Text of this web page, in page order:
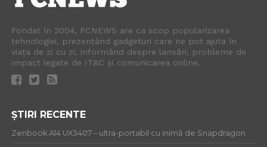
Fondat în 2004, PCNEWS are ca scop popularizarea
tehnologiei, prezentând gadgeturi care ne pot ajuta în
viața de zi cu zi, informând despre lansări, probleme de
impact legate de IT&C și comunicarea online.
ȘTIRI RECENTE
Zenbook A14 UX3407 – ultra-portabil cu inimă de Snapdragon